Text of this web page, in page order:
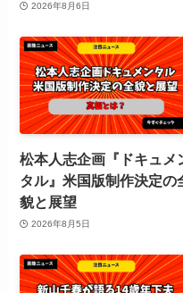
2026年8月6日
松本人志企画『ドキュメ
タル』米国版制作決定の
貌と展望
2026年8月5日